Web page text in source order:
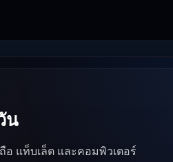
น
แท็บเล็ต และคอมพิวเตอร์